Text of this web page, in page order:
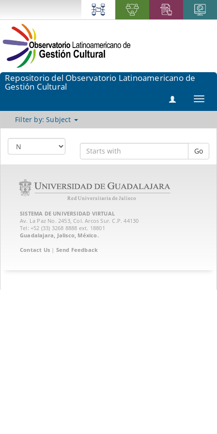
Repositorio del Observatorio Latinoamericano de
Gestión Cultural
Filter by: Subject
Go
SISTEMA DE UNIVERSIDAD VIRTUAL
Av. La Paz No. 2453, Col. Arcos Sur. C.P. 44130
Tel: +52 (33) 3268 8888‏ ext. 18801
Guadalajara, Jalisco, México.
Contact Us | Send Feedback